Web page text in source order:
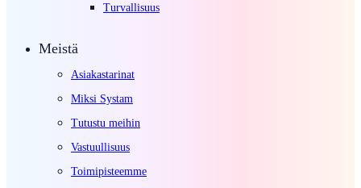
Turvallisuus
Meistä
Asiakastarinat
Miksi Systam
Tutustu meihin
Vastuullisuus
Toimipisteemme